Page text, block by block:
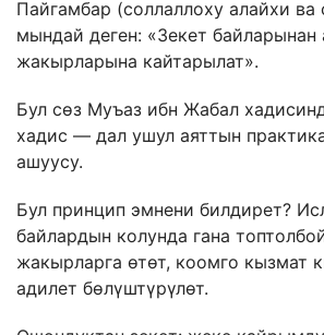
Пайгамбар (соллаллоху алайхи ва
мындай деген: «Зекет байларынан
жакырларына кайтарылат».
Бул сөз Муъаз ибн Жабал
хадис — дал ушул аяттын
ашуусу.
Бул принцип эмнени билдирет?
байлардын колунда гана
жакырларга өтөт, коомго кызмат
адилет бөлүштүрүлөт.